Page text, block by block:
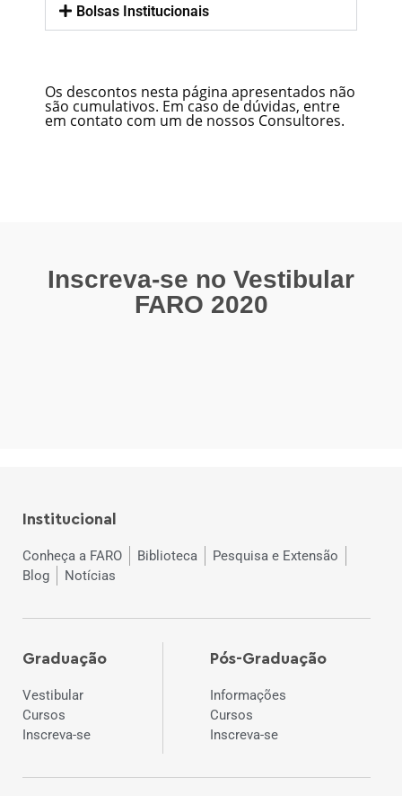
Bolsas Institucionais
Os descontos nesta página apresentados não
são cumulativos. Em caso de dúvidas, entre
em contato com um de nossos Consultores.
Inscreva-se no Vestibular
FARO 2020
Institucional
Conheça a FARO Biblioteca
Pesquisa e Extensão
Blog
Notícias
Graduação
Vestibular
Cursos
Inscreva-se
Pós-Graduação
Informações
Cursos
Inscreva-se